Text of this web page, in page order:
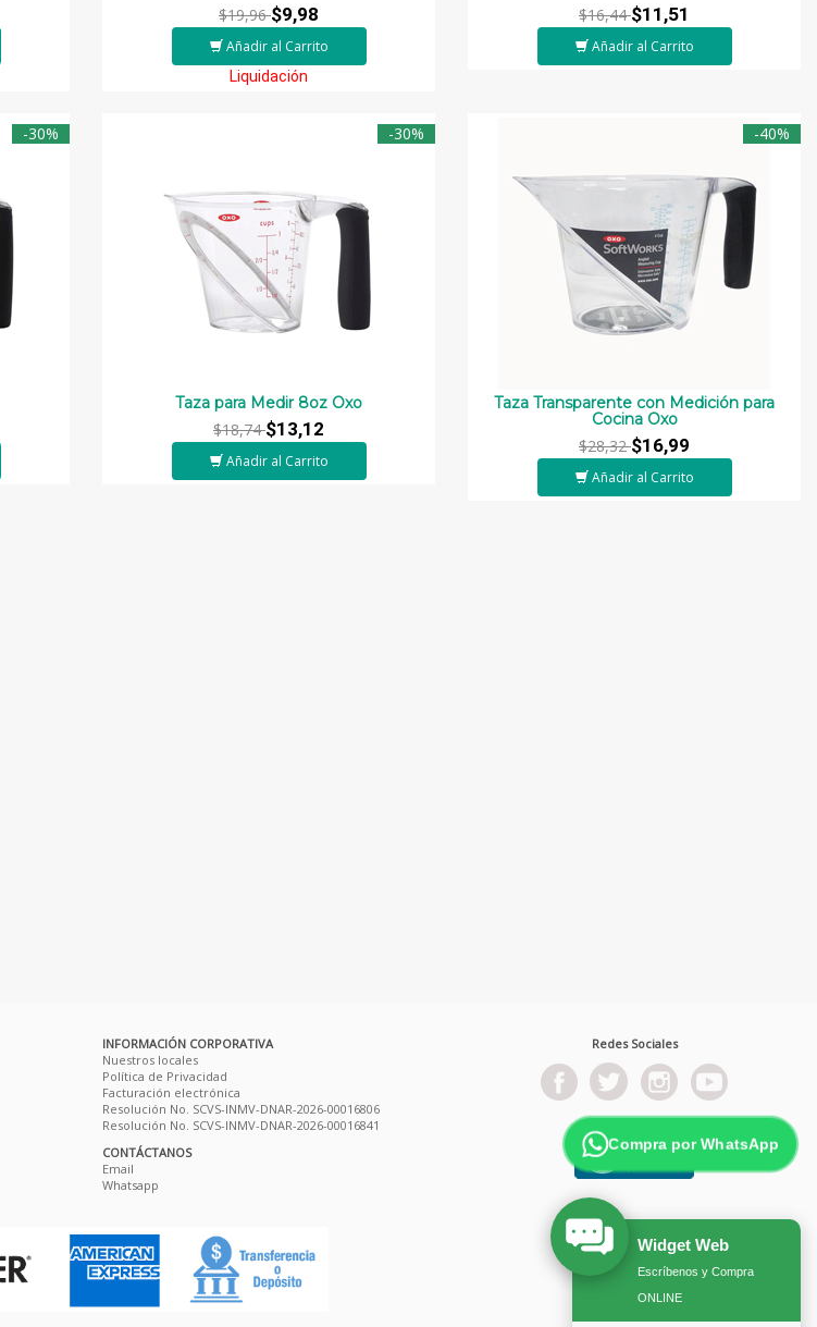
$19,96$9,98
Añadir al Carrito
Liquidación
$16,44$11,51
Añadir al Carrito
-30% -30%
Taza para Medir 8oz Oxo
$18,74$13,12
Añadir al Carrito
-40%
Taza Transparente con Medición para
Cocina Oxo
$28,32$16,99
Añadir al Carrito
INFORMACIÓN CORPORATIVA
Nuestros locales
Política de Privacidad
Facturación electrónica
Resolución No. SCVS-INMV-DNAR-2026-00016806
Resolución No. SCVS-INMV-DNAR-2026-00016841
CONTÁCTANOS
Email
Whatsapp
Redes Sociales
Compra por WhatsApp